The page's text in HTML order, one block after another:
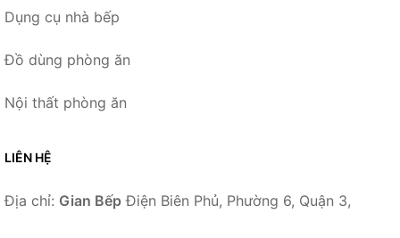
Dụng cụ nhà bếp
Đồ dùng phòng ăn
Nội thất phòng ăn
LIÊN HỆ
Địa chỉ: Gian Bếp Điện Biên Phủ, Phường 6, Quận 3,